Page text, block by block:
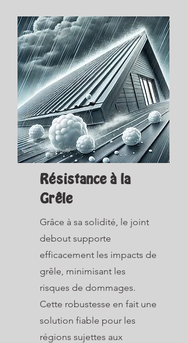
Résistance à la
Grêle
Grâce à sa solidité, le joint
debout supporte
efficacement les impacts de
grêle, minimisant les
risques de dommages.
Cette robustesse en fait une
solution fiable pour les
régions sujettes aux